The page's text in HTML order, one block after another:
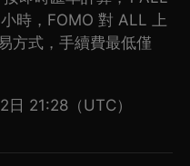
時，FOMO 對 ALL 上
方式，手續費最低僅
21:28（UTC）